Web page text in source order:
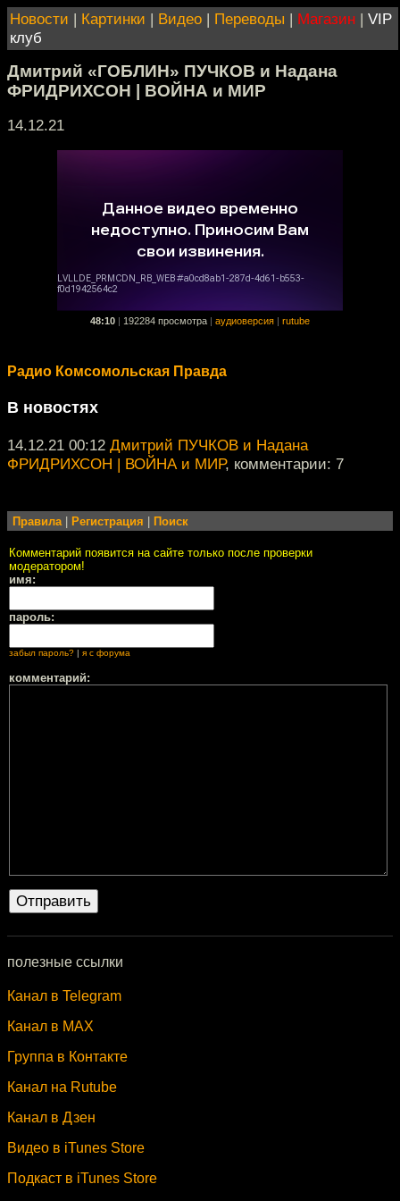
Новости | Картинки | Видео | Переводы | Магазин | VIP
клуб
Дмитрий «ГОБЛИН» ПУЧКОВ и Надана
ФРИДРИХСОН | ВОЙНА и МИР
14.12.21
48:10 192284 просмотра аудиоверсия rutube
Радио Комсомольская Правда
В новостях
14.12.21 00:12 Дмитрий ПУЧКОВ и Надана
ФРИДРИХСОН | ВОЙНА и МИР, комментарии: 7
Правила| Регистрация Поиск
Комментарий появится на сайте только после проверки
модератором!
имя:
пароль:
забыл пароль? я с форума
комментарий:
полезные ссылки
Канал в Telegram
Канал в MAX
Группа в Контакте
Канал на Rutube
Канал в Дзен
Видео в iTunes Store
Подкаст в iTunes Store